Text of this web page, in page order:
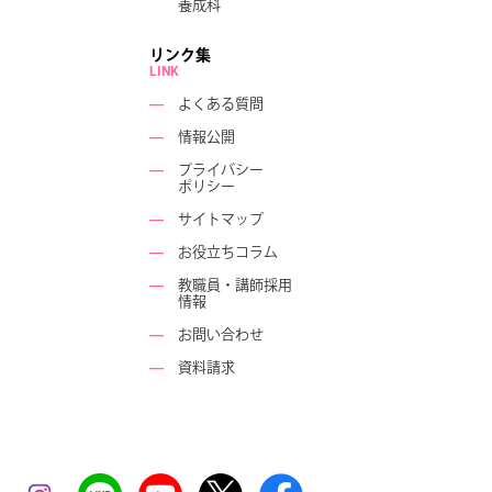
リンク集
LINK
―
よくある質問
―
情報公開
―
プライバシー
ポリシー
―
サイトマップ
―
お役立ちコラム
―
教職員・講師採用
情報
―
お問い合わせ
―
資料請求